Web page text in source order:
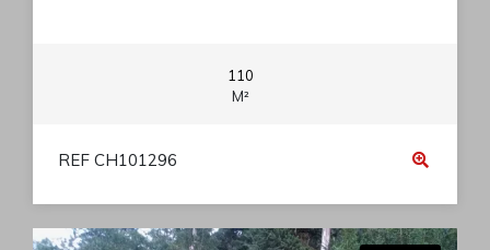
110
M²
REF CH101296